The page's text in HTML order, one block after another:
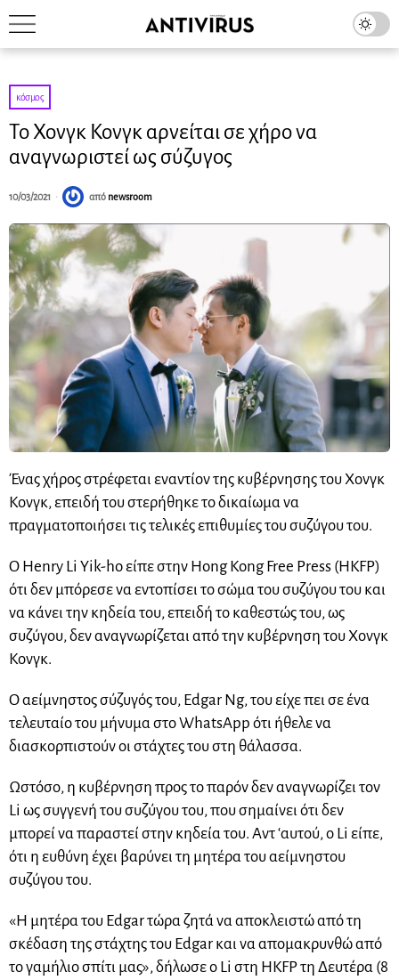
κόσμος
Το Χονγκ Κονγκ αρνείται σε χήρο να
αναγνωριστεί ως σύζυγος
10/03/2021 από newsroom
Ένας χήρος στρέφεται εναντίον της κυβέρνησης του Χονγκ
Κονγκ, επειδή του στερήθηκε το δικαίωμα να
πραγματοποιήσει τις τελικές επιθυμίες του συζύγου του.
Ο Henry Li Yik-ho είπε στην Hong Kong Free Press (HKFP)
ότι δεν μπόρεσε να εντοπίσει το σώμα του συζύγου του και
να κάνει την κηδεία του, επειδή το καθεστώς του, ως
συζύγου, δεν αναγνωρίζεται από την κυβέρνηση του Χονγκ
Κονγκ.
Ο αείμνηστος σύζυγός του, Edgar Ng, του είχε πει σε ένα
τελευταίο του μήνυμα στο WhatsApp ότι ήθελε να
διασκορπιστούν οι στάχτες του στη θάλασσα.
Ωστόσο, η κυβέρνηση προς το παρόν δεν αναγνωρίζει τον
Li ως συγγενή του συζύγου του, που σημαίνει ότι δεν
μπορεί να παραστεί στην κηδεία του. Αντ ‘αυτού, ο Li είπε,
ότι η ευθύνη έχει βαρύνει τη μητέρα του αείμνηστου
συζύγου του.
«Η μητέρα του Edgar τώρα ζητά να αποκλειστώ από τη
σκέδαση της στάχτης του Edgar και να απομακρυνθώ από
το γαμήλιο σπίτι μας», δήλωσε ο Li στη HKFP τη Δευτέρα (8